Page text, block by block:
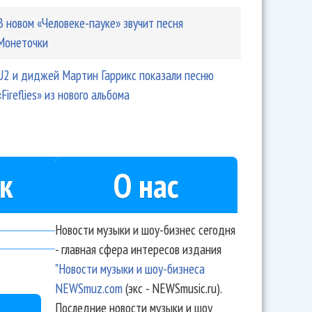
новом «Человеке-пауке» звучит песня
и диджей Мартин Гаррикс показали песню
из нового альбома
О нас
Новости музыки и шоу-бизнес сегодня
- главная сфера интересов издания
"Новости музыки и шоу-бизнеса
NEWSmuz.com(экс - NEWSmusic.ru).
Последние новости музыки и шоу